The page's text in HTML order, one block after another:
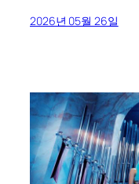
2026년 05월 26일